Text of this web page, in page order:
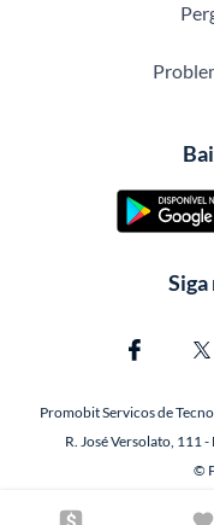
Siga
Promobit Servicos de
R. José Versolato, 111
©